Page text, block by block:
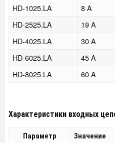
HD-1025.LA
8 A
HD-2525.LA
19 A
HD-4025.LA
30 A
HD-6025.LA
45 A
HD-8025.LA
60 A
Характеристики входных
Параметр Значение